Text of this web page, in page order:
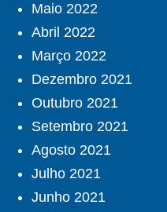
Maio 2022
Abril 2022
Março 2022
Dezembro 2021
Outubro 2021
Setembro 2021
Agosto 2021
Julho 2021
Junho 2021